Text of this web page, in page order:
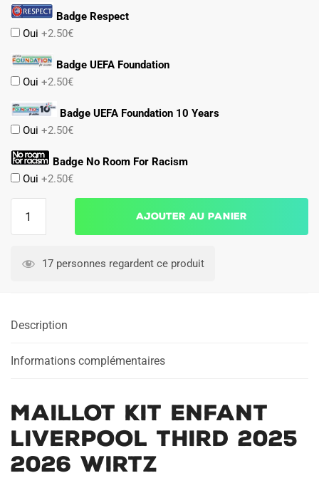
Badge Respect
Oui +2.50€
Badge UEFA Foundation
Oui +2.50€
Badge UEFA Foundation 10 Years
Oui +2.50€
Badge No Room For Racism
Oui +2.50€
2025
Wirtz
Ajouter au panier
17 personnes regardent ce produit
Description
Informations complémentaires
Maillot Kit Enfant
Liverpool Third 2025
2026 Wirtz